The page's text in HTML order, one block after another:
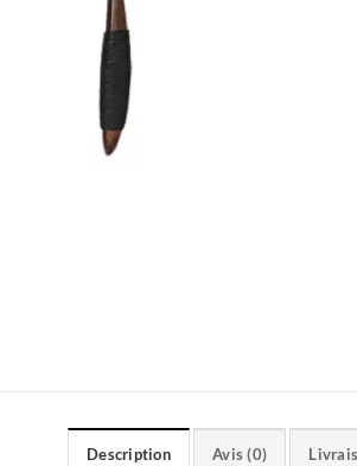
Description Avis (0)